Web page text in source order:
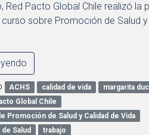
Red Pacto Global Chile realizó la
sobre Promoción de Salud y
ACHS calidad de vida
margarita
Global Chile
Promoción de Salud y Calidad de Vida
Salud
trabajo